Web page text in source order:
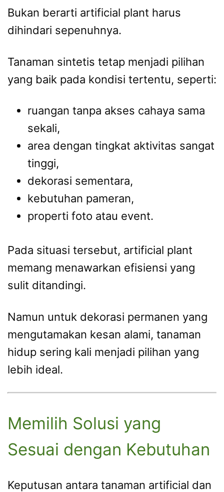
Bukan berarti artificial plant harus
dihindari sepenuhnya.
Tanaman sintetis tetap menjadi pilihan
yang baik pada kondisi tertentu, seperti:
ruangan tanpa akses cahaya sama
sekali,
area dengan tingkat aktivitas sangat
tinggi,
dekorasi sementara,
kebutuhan pameran,
properti foto atau event.
Pada situasi tersebut, artificial plant
memang menawarkan efisiensi yang
sulit ditandingi.
Namun untuk dekorasi permanen yang
mengutamakan kesan alami, tanaman
hidup sering kali menjadi pilihan yang
lebih ideal.
Memilih Solusi yang
Sesuai dengan Kebutuhan
Keputusan antara tanaman artificial dan